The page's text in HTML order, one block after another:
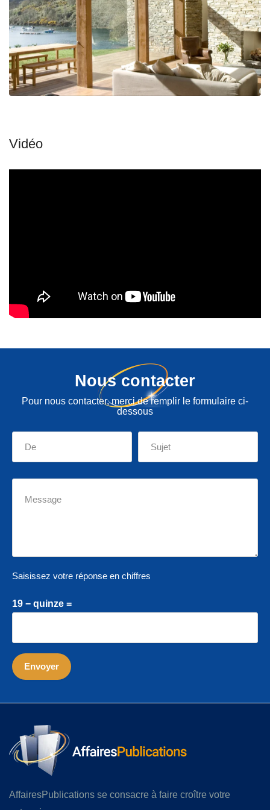
Nous contacter
Pour nous contacter, merci de remplir le formulaire ci-
dessous
Saisissez votre réponse en chiffres
19 − quinze =
AffairesPublications se consacre à faire croître votre